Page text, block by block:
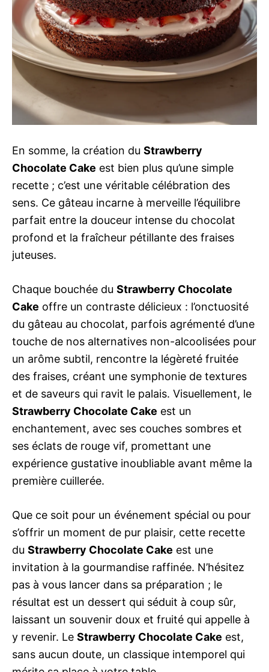
En somme, la création du Strawberry
Chocolate Cake est bien plus qu’une simple
recette ; c’est une véritable célébration des
sens. Ce gâteau incarne à merveille l’équilibre
parfait entre la douceur intense du chocolat
profond et la fraîcheur pétillante des fraises
juteuses.
Chaque bouchée du Strawberry Chocolate
Cake offre un contraste délicieux : l’onctuosité
du gâteau au chocolat, parfois agrémenté d’une
touche de nos alternatives non-alcoolisées pour
un arôme subtil, rencontre la légèreté fruitée
des fraises, créant une symphonie de textures
et de saveurs qui ravit le palais. Visuellement, le
Strawberry Chocolate Cake est un
enchantement, avec ses couches sombres et
ses éclats de rouge vif, promettant une
expérience gustative inoubliable avant même la
première cuillerée.
Que ce soit pour un événement spécial ou pour
s’offrir un moment de pur plaisir, cette recette
du Strawberry Chocolate Cake est une
invitation à la gourmandise raffinée. N’hésitez
pas à vous lancer dans sa préparation ; le
résultat est un dessert qui séduit à coup sûr,
laissant un souvenir doux et fruité qui appelle à
y revenir. Le Strawberry Chocolate Cake est,
sans aucun doute, un classique intemporel qui